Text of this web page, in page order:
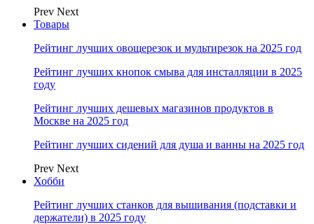
Prev Next
Товары
Рейтинг лучших овощерезок и мультирезок на 2025 год
Рейтинг лучших кнопок смыва для инсталляции в 2025
году
Рейтинг лучших дешевых магазинов продуктов в
Москве на 2025 год
Рейтинг лучших сидений для душа и ванны на 2025 год
Prev Next
Хобби
Рейтинг лучших станков для вышивания (подставки и
держатели) в 2025 году